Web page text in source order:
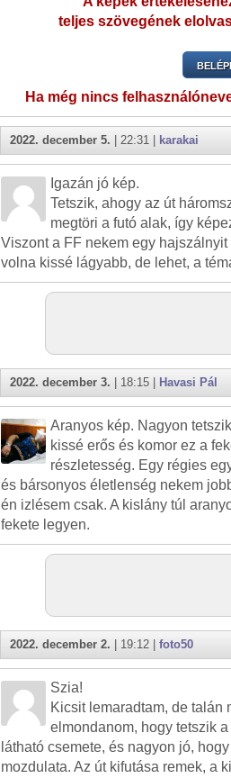
teljes szövegének
Ha még nincs
2022. december 5. | 22:31 | karakai
Igazán jó kép.
Tetszik, ahogy az út
megtöri a futó alak, így
Viszont a FF nekem egy
volna kissé lágyabb, de lehet, a
2022. december 3. | 18:15 | Havasi Pál
Aranyos kép. Nagyon
kissé erős és komor ez a
részletesség. Egy régies
és bársonyos életlenség nekem
én izlésem csak. A kislány túl
fekete legyen.
2022. december 2. | 19:12 | foto50
Szia!
Kicsit lemaradtam, de talán
elmondanom, hogy tetszik
látható csemete, és nagyon jó,
mozdulata. Az út kifutása remek, a